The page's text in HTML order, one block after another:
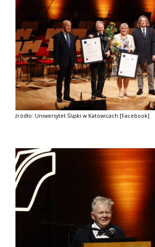
źródło: Uniwersytet Śląski w Katowicach [Facebook]